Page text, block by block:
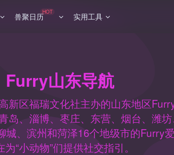
兽聚日历HOT 实用工具
Furry山东导航
新区福瑞文化社主办的山东地区
岛、淄博、枣庄、东营、烟台、潍坊
、滨州和菏泽16个地级市的Furry
为“小动物”们提供社交指引。